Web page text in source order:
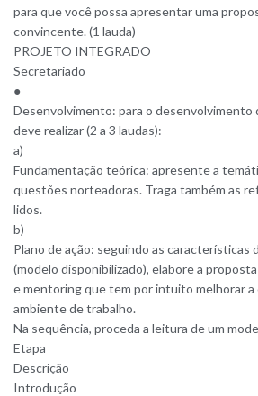
para que você possa apresentar uma
convincente. (1 lauda)
PROJETO INTEGRADO
Secretariado
●
Desenvolvimento: para o desenvolvimento
deve realizar (2 a 3 laudas):
a)
Fundamentação teórica: apresente a
questões norteadoras. Traga também as
lidos.
b)
Plano de ação: seguindo as características
(modelo disponibilizado), elabore a
e mentoring que tem por intuito melhorar a
ambiente de trabalho.
Na sequência, proceda a leitura de um
Etapa
Descrição
Introdução